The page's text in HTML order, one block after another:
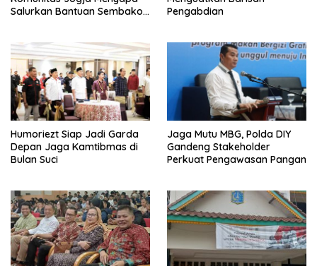
Salurkan Bantuan Sembako,
Pengabdian
Humoriezt Siap Jadi Garda
Depan Jaga Kamtibmas di
Bulan Suci
Jaga Mutu MBG, Polda DIY
Gandeng Stakeholder
Perkuat Pengawasan Pangan